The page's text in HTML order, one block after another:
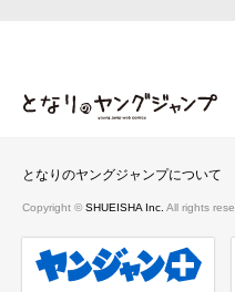
となりのヤン
となりのヤングジャンプについて
Copyright © SHUEISHA Inc. All rights
ヤンジャンプラス